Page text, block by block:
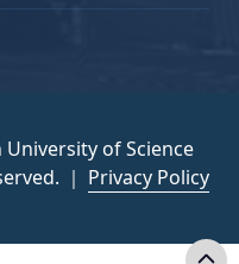
of Science
｜ Privacy Policy